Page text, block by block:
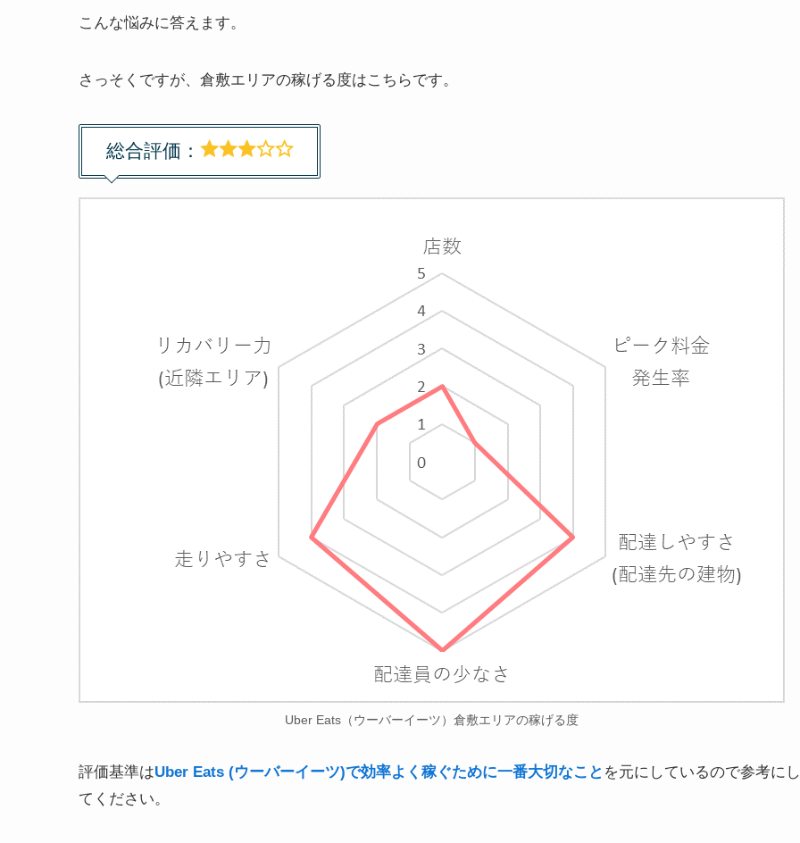
こんな悩みに答えます。
さっそくですが、倉敷エリアの稼げる度はこちらです。
総合評価：
Uber Eats（ウーバーイーツ）倉敷エリアの稼げる度
評価基準はUber Eats (ウーバーイーツ)で効率よく稼ぐために一番大切なこと を元にしているので参考にし
てください。